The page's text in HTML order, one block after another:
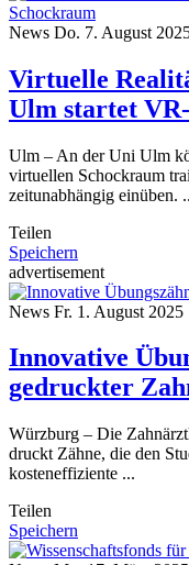
News Do. 7. August
Virtuelle
Ulm startet
Ulm – An der Uni Ulm
virtuellen Schockraum
zeitunabhängig einüben.
Teilen
Speichern
advertisement
News Fr. 1. August 2025
Innovative
gedruckter
Würzburg – Die
druckt Zähne, die den
kosteneffiziente ...
Teilen
Speichern